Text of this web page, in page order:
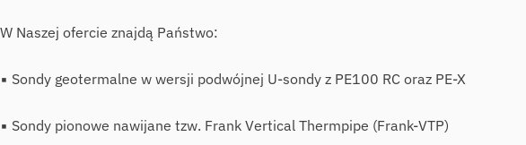
W Naszej ofercie znajdą Państwo:
▪ Sondy geotermalne w wersji podwójnej U-sondy z PE100 RC oraz PE-X
▪ Sondy pionowe nawijane tzw. Frank Vertical Thermpipe (Frank-VTP)